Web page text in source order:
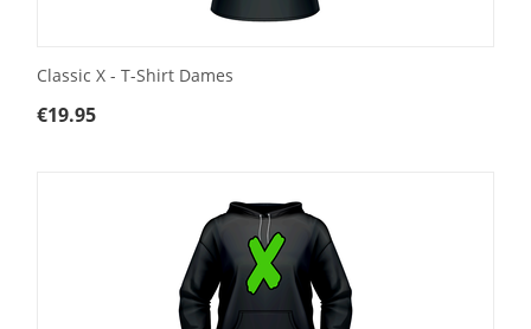
Classic X - T-Shirt Dames
€19.95